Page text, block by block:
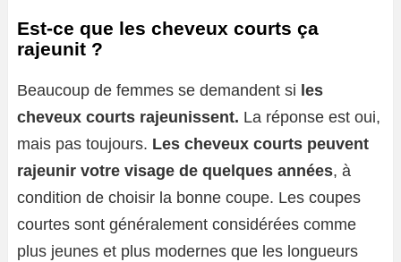
Est-ce que les cheveux courts ça
rajeunit ?
Beaucoup de femmes se demandent si les
cheveux courts rajeunissent. La réponse est oui,
mais pas toujours. Les cheveux courts peuvent
rajeunir votre visage de quelques années, à
condition de choisir la bonne coupe. Les coupes
courtes sont généralement considérées comme
plus jeunes et plus modernes que les longueurs